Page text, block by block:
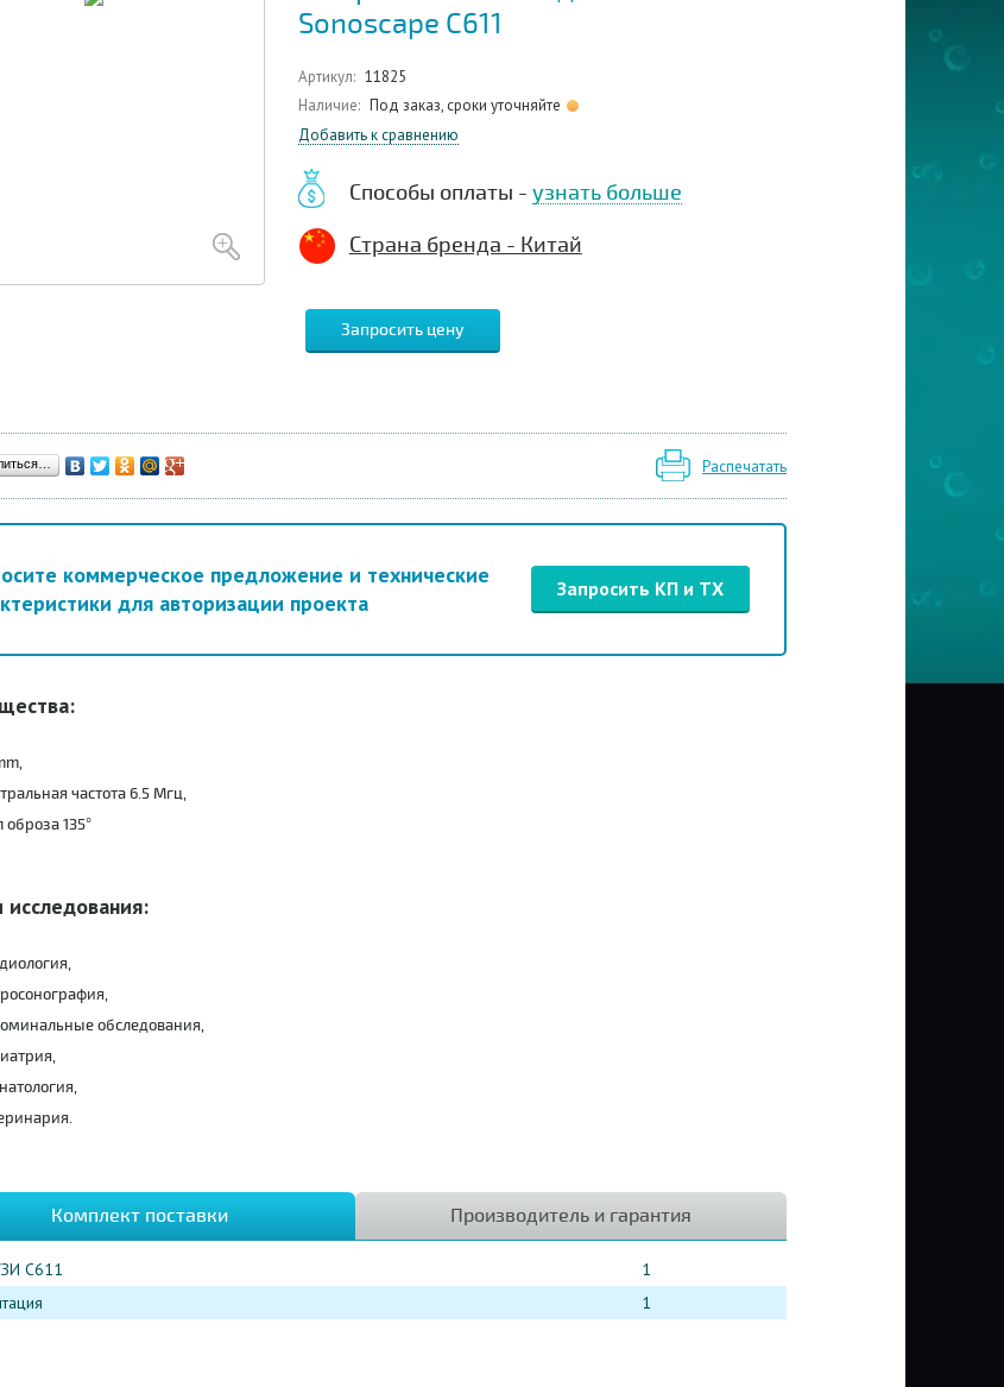
Sonoscape C611
Артикул: 11825
Наличие: Под заказ, сроки уточняйте
Добавить к сравнению
Способы оплаты - узнать больше
Страна бренда - Китай
Запросить цену
Распечатать
коммерческое предложение и технические
для авторизации проекта
Запросить КП и ТХ
частота 6.5 Mгц,
оброза 135°
исследования:
обследования,
Комплект поставки Производитель и гарантия
C611
1
1